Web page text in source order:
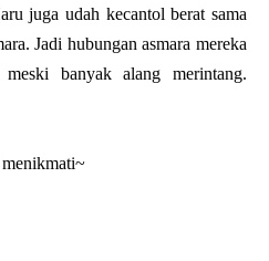
juga udah kecantol berat sama
Jadi hubungan asmara mereka
banyak alang merintang.
menikmati~